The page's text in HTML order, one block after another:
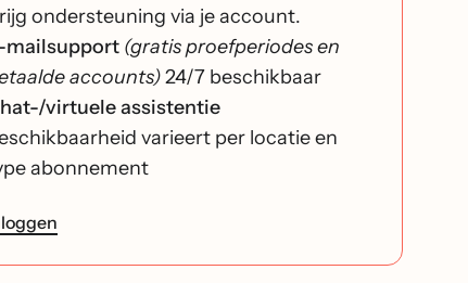
ondersteuning via je account.
mailsupport (gratis proefperiodes en
accounts)24/7 beschikbaar
virtuele assistentie
varieert per locatie en
abonnement